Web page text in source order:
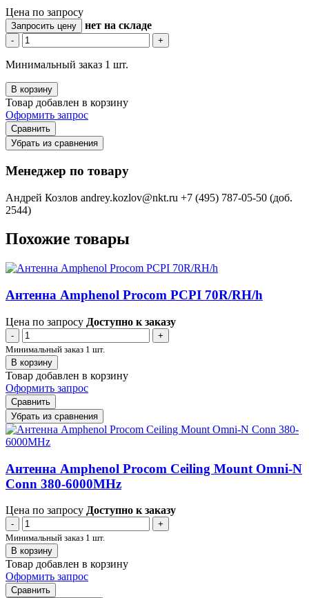
Цена по запросу
Запросить цену нет на складе
- +
Минимальный заказ 1 шт.
В корзину
Товар добавлен в корзину
Оформить запрос
Сравнить
Убрать из сравнения
Менеджер по товару
Андрей Козлов andrey.kozlov@nkt.ru +7 (495) 787-05-50 (доб.
2544)
Похожие товары
Антенна Amphenol Procom PCPI 70R/RH/h
Цена по запросу Доступно к заказу
-
+
Минимальный заказ 1 шт.
В корзину
Товар добавлен в корзину
Оформить запрос
Сравнить
Убрать из сравнения
Антенна Amphenol Procom Ceiling Mount Omni-N
Conn 380-6000MHz
Цена по запросу Доступно к заказу
-
+
Минимальный заказ 1 шт.
В корзину
Товар добавлен в корзину
Оформить запрос
Сравнить